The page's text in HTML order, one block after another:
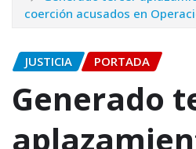
coerción acusados en
JUSTICIA PORTADA
Generado